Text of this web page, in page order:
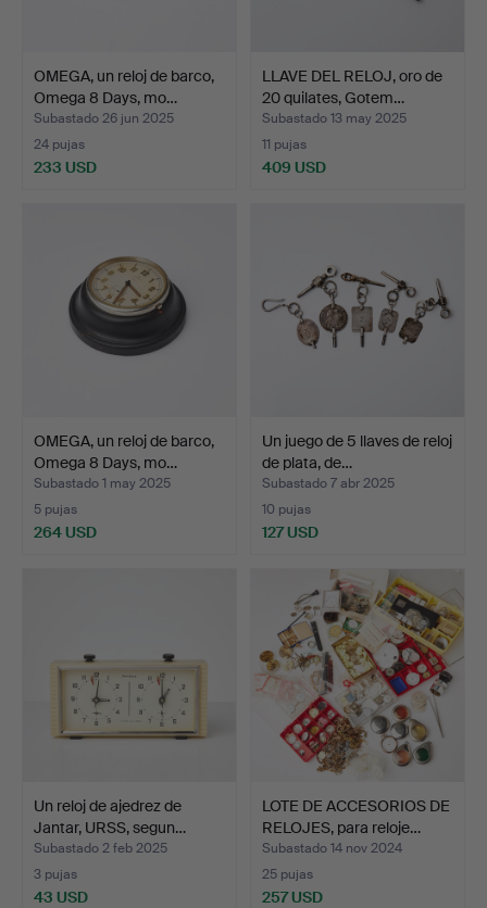
OMEGA, un reloj de barco,
Omega 8 Days, mo…
Subastado 26 jun 2025
24 pujas
233 USD
LLAVE DEL RELOJ, oro de
20 quilates, Gotem…
Subastado 13 may 2025
11 pujas
409 USD
OMEGA, un reloj de barco,
Omega 8 Days, mo…
Subastado 1 may 2025
5 pujas
264 USD
Un juego de 5 llaves de reloj
de plata, de…
Subastado 7 abr 2025
10 pujas
127 USD
Un reloj de ajedrez de
Jantar, URSS, segun…
Subastado 2 feb 2025
3 pujas
43 USD
LOTE DE ACCESORIOS DE
RELOJES, para reloje…
Subastado 14 nov 2024
25 pujas
257 USD